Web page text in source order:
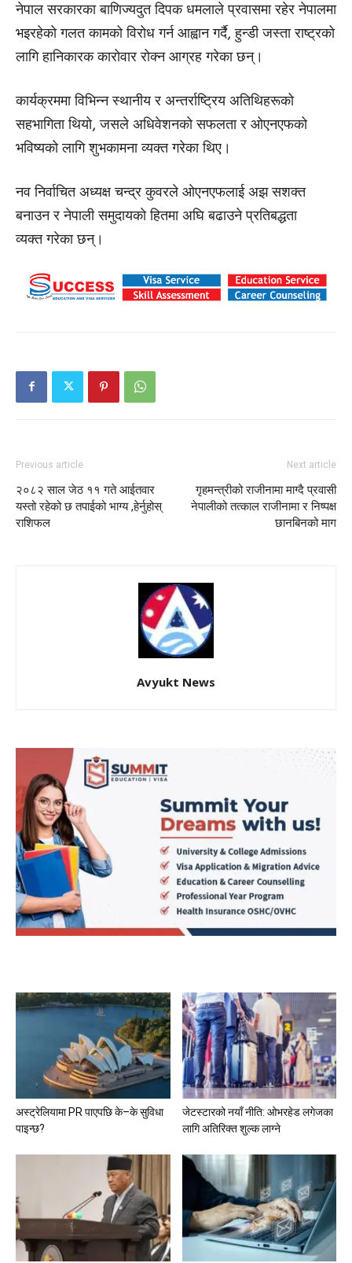
नेपाल सरकारका बाणिज्यदुत दिपक धमलाले प्रवासमा रहेर नेपालमा
भइरहेको गलत कामको विरोध गर्न आह्वान गर्दै, हुन्डी जस्ता राष्ट्रको
लागि हानिकारक कारोवार रोक्न आग्रह गरेका छन्।
कार्यक्रममा विभिन्न स्थानीय र अन्तर्राष्ट्रिय अतिथिहरूको
सहभागिता थियो, जसले अधिवेशनको सफलता र ओएनएफको
भविष्यको लागि शुभकामना व्यक्त गरेका थिए।
नव निर्वाचित अध्यक्ष चन्द्र कुवरले ओएनएफलाई अझ सशक्त
बनाउन र नेपाली समुदायको हितमा अघि बढाउने प्रतिबद्धता
व्यक्त गरेका छन्।
Previous article
२०८२ साल जेठ ११ गते आईतवार
यस्तो रहेको छ तपाईको भाग्य ,हेर्नुहोस्
राशिफल
Next article
गृहमन्त्रीको राजीनामा माग्दै प्रवासी
नेपालीको तत्काल राजीनामा र निष्पक्ष
छानबिनको माग
Avyukt News
अस्ट्रेलियामा PR पाएपछि के–के सुविधा
पाइन्छ?
जेटस्टारको नयाँ नीति: ओभरहेड लगेजका
लागि अतिरिक्त शुल्क लाग्ने